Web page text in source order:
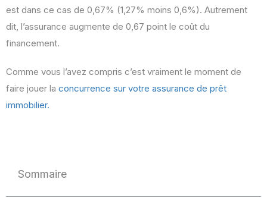
est dans ce cas de 0,67% (1,27% moins 0,6%). Autrement
dit, l’assurance augmente de 0,67 point le coût du
financement.
Comme vous l’avez compris c’est vraiment le moment de
faire jouer la concurrence sur votre assurance de prêt
immobilier.
Sommaire